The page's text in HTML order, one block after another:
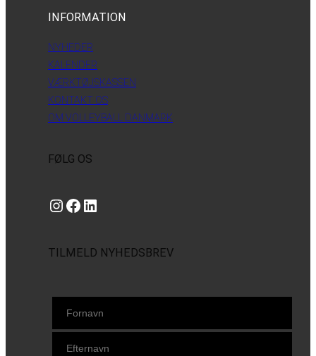
INFORMATION
NYHEDER
KALENDER
VÆRKTØJSKASSEN
KONTAKT OS
OM VOLLEYBALL DANMARK
FØLG OS
Instagram https://www.facebook.com/danishbeachvolleytour LinkedIn
TILMELD NYHEDSBREV